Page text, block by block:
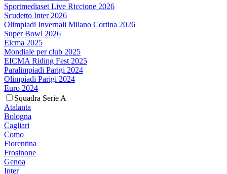
Sportmediaset Live Riccione 2026
Scudetto Inter 2026
Olimpiadi Invernali Milano Cortina 2026
Super Bowl 2026
Eicma 2025
Mondiale per club 2025
EICMA Riding Fest 2025
Paralimpiadi Parigi 2024
Olimpiadi Parigi 2024
Euro 2024
Squadra Serie A
Atalanta
Bologna
Cagliari
Como
Fiorentina
Frosinone
Genoa
Inter